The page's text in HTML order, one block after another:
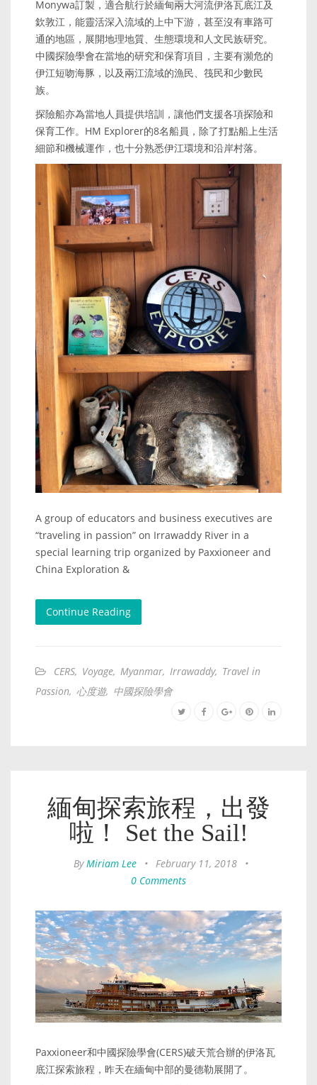
Monywa訂製，適合航行於緬甸兩大河流伊洛瓦底江及
欽敦江，能靈活深入流域的上中下游，甚至沒有車路可
通的地區，展開地理地質、生態環境和人文民族研究。
中國探險學會在當地的研究和保育項目，主要有瀕危的
伊江短吻海豚，以及兩江流域的漁民、筏民和少數民
族。
探險船亦為當地人員提供培訓，讓他們支援各項探險和
保育工作。HM Explorer的8名船員，除了打點船上生活
細節和機械運作，也十分熟悉伊江環境和沿岸村落。
A group of educators and business executives are
“traveling in passion” on Irrawaddy River in a
special learning trip organized by Paxxioneer and
China Exploration &
Continue Reading
CERS, Voyage, Myanmar, Irrawaddy, Travel in
Passion, 心度遊, 中國探險學會
緬甸探索旅程，出發
啦！ Set the Sail!
ByMiriam Lee • February 11, 2018
•
0 Comments
Paxxioneer和中國探險學會(CERS)破天荒合辦的伊洛瓦
底江探索旅程，昨天在緬甸中部的曼德勒展開了。